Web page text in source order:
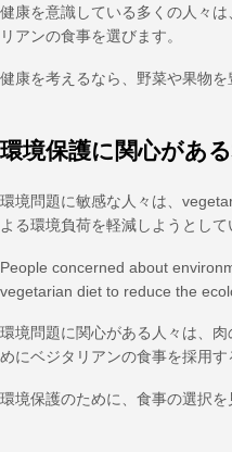
健康を意識している多くの人々
リアンの食事を選びます。
健康を考えるなら、野菜や果物を
環境保護に関心があ
環境問題に敏感な人々は、
よる環境負荷を軽減しようとして
People concerned about
vegetarian diet to reduce the
環境問題に関心がある人々は、
めにベジタリアンの食事を採用す
環境保護のために、食事の選択を